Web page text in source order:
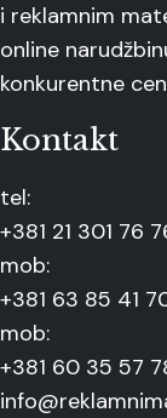
i reklamnim
online
konkurentne
Kontakt
tel:
+381 21 301 76
mob:
+381 63 85 41
mob:
+381 60 35 57